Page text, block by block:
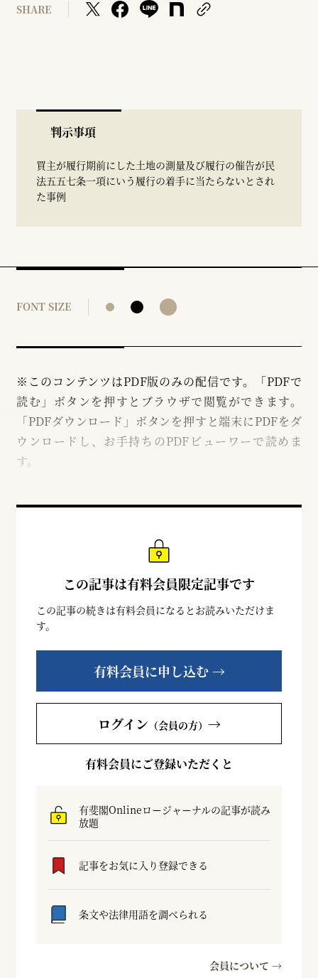
SHARE
判示事項
買主が履行期前にした土地の測量及び履行の催告が民
法五五七条一項にいう履行の着手に当たらないとされ
た事例
FONT SIZE
※このコンテンツはPDF版のみの配信です。「PDFで
読む」ボタンを押すとブラウザで閲覧ができます。
「PDFダウンロード」ボタンを押すと端末にPDFをダ
ウンロードし、お手持ちのPDFビューワーで読めま
す。
この記事は有料会員限定記事です
この記事の続きは有料会員になるとお読みいただけま
す。
有料会員に申し込む →
ログイン （会員の方） →
有料会員にご登録いただくと
有斐閣Onlineロージャーナルの記事が読み
放題
記事をお気に入り登録できる
条文や法律用語を調べられる
会員について →